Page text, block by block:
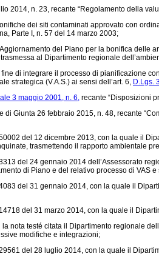
2014, n. 23, recante “Regolamento della
dei siti contaminati approvato con
Parte I, n. 57 del 14 marzo 2003;
del Piano per la bonifica delle
al Dipartimento regionale
di integrare il processo di pianificazione
strategica (V.A.S.) ai sensi dell’art. 6, D.Lgs.
3 maggio 2001, n. 6, recante “Disposizioni
di Giunta 26 febbraio 2015, n. 48, recante
del 12 dicembre 2013, con la quale il
trasmettendo il rapporto ambientale
del 24 gennaio 2014 dell’Assessorato
di Piano e del relativo processo di VAS
del 31 gennaio 2014, con la quale il
del 31 marzo 2014, con la quale il
nota testé citata il Dipartimento regionale
modifiche e integrazioni;
del 28 luglio 2014, con la quale il